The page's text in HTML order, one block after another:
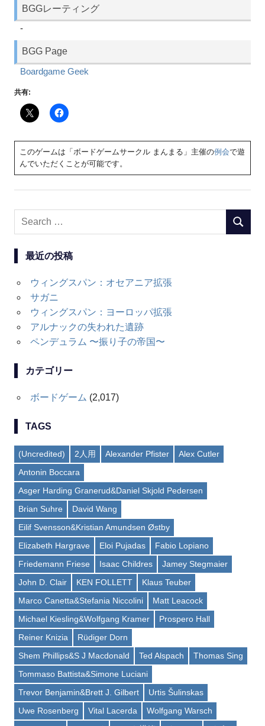
BGGレーティング
-
BGG Page
Boardgame Geek
共有:
このゲームは「ボードゲームサークル まんまる」主催の例会で遊
んでいただくことが可能です。
Search
最近の投稿
ウィングスパン：オセアニア拡張
サガニ
ウィングスパン：ヨーロッパ拡張
アルナックの失われた遺跡
ペンデュラム 〜振り子の帝国〜
カテゴリー
ボードゲーム (2,017)
TAGS
(Uncredited) 2人用 Alexander Pfister
Alex Cutler
Antonin Boccara
Asger Harding Granerud&Daniel Skjold Pedersen
Brian Suhre
David Wang
Eilif Svensson&Kristian Amundsen Østby
Elizabeth Hargrave
Eloi Pujadas
Fabio Lopiano
Friedemann Friese
Isaac Childres
Jamey Stegmaier
John D. Clair
KEN FOLLETT
Klaus Teuber
Marco Canetta&Stefania Niccolini
Matt Leacock
Michael Kiesling&Wolfgang Kramer
Prospero Hall
Reiner Knizia
Rüdiger Dorn
Shem Phillips&S J Macdonald
Ted Alspach
Thomas Sing
Tommaso Battista&Simone Luciani
Trevor Benjamin&Brett J. Gilbert
Urtis Šulinskas
Uwe Rosenberg
Vital Lacerda
Wolfgang Warsch